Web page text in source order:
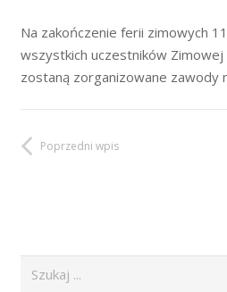
Na zakończenie ferii zimowych
wszystkich uczestników Zimowej
zostaną zorganizowane zawody
Poprzedni wpis